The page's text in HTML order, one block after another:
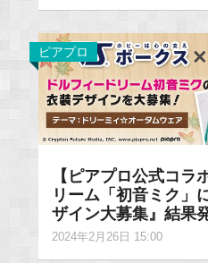
ピアプロ
【ピアプロ公式コラ
リーム「初音ミク」
ザイン大募集』結果
2024年2月26日 15:00